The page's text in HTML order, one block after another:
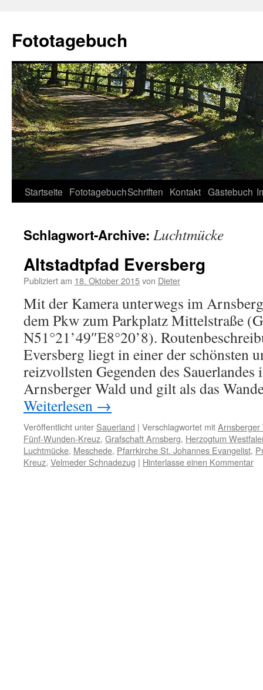
Fototagebuch
Startseite FototagebuchSchriften Kontakt Gästebuch
Schlagwort-Archive: Luchtmücke
Altstadtpfad Eversberg
Publiziert am 18. Oktober 2015von Dieter
Mit der Kamera unterwegs im
dem Pkw zum Parkplatz Mittelstraße
N51°21’49″E8°20’8).
Eversberg liegt in einer der schönsten
reizvollsten Gegenden des
Arnsberger Wald und gilt als das
Weiterlesen →
Veröffentlicht unter Sauerland | Verschlagwortet mitArnsberger
Fünf-Wunden-Kreuz, Grafschaft Arnsberg, Herzogtum
Luchtmücke, Meschede, Pfarrkirche St. Johannes Evangelist,
Kreuz, Velmeder Schnadezug | Hinterlasse einen Kommentar